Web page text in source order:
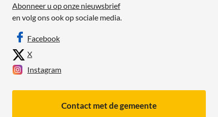
Abonneer u op onze nieuwsbrief
en volg ons ook op sociale media.
Facebook
X
Instagram
Contact met de gemeente